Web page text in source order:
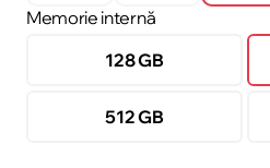
Memorie internă
128 GB
512 GB